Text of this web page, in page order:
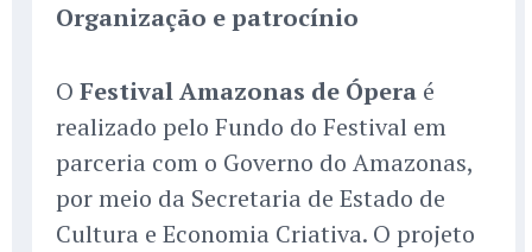
Organização e patrocínio
O Festival Amazonas de Ópera é
realizado pelo Fundo do Festival em
parceria com o Governo do Amazonas,
por meio da Secretaria de Estado de
Cultura e Economia Criativa. O projeto